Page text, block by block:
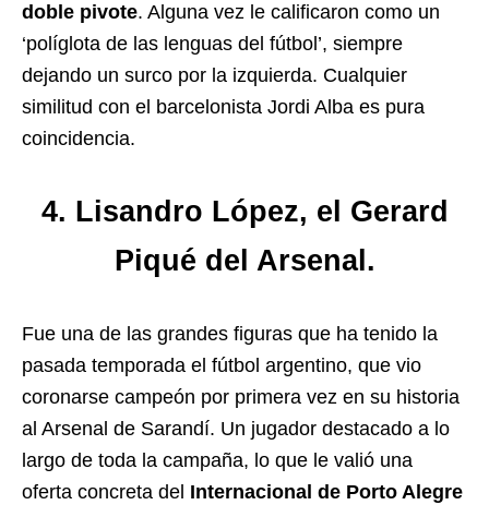
doble pivote. Alguna vez le calificaron como un
‘políglota de las lenguas del fútbol’, siempre
dejando un surco por la izquierda. Cualquier
similitud con el barcelonista Jordi Alba es pura
coincidencia.
4. Lisandro López, el Gerard
Piqué del Arsenal.
Fue una de las grandes figuras que ha tenido la
pasada temporada el fútbol argentino, que vio
coronarse campeón por primera vez en su historia
al Arsenal de Sarandí. Un jugador destacado a lo
largo de toda la campaña, lo que le valió una
oferta concreta del Internacional de Porto Alegre